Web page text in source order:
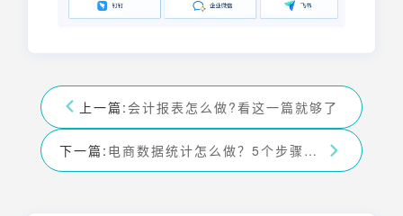
上一篇:会计报表怎么做?看这一篇就够了
下一篇: 电商数据统计怎么做？5个步骤教你轻松搞定——九数云